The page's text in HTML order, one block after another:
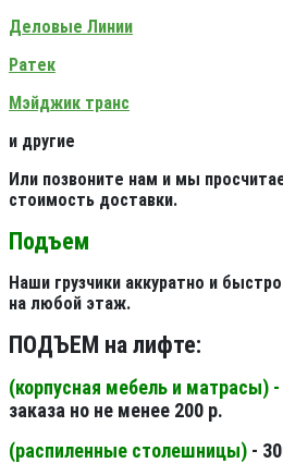
Деловые Линии
Ратек
Мэйджик транс
и другие
Или позвоните нам и мы
стоимость доставки.
Подъем
Наши грузчики аккуратно и
на любой этаж.
ПОДЪЕМ на лифте:
(корпусная мебель и матрасы) -
заказа но не менее 200 р.
(распиленные столешницы) -